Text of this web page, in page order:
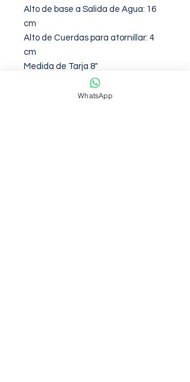
Alto de base a Salida de Agua: 16
cm
Alto de Cuerdas para atornillar: 4
cm
Medida de Tarja 8"
WhatsApp